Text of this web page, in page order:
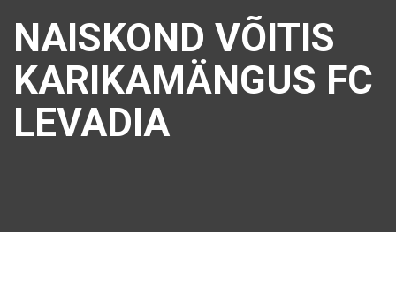
NAISKOND VÕITIS
KARIKAMÄNGUS FC
LEVADIA